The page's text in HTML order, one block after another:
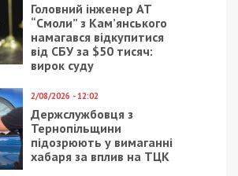
Головний інженер АТ
“Смоли” з Кам’янського
намагався відкупитися
від СБУ за $50 тисяч:
вирок суду
2/08/2026 - 12:02
Держслужбовця з
Тернопільщини
підозрюють у вимаганні
хабаря за вплив на ТЦК